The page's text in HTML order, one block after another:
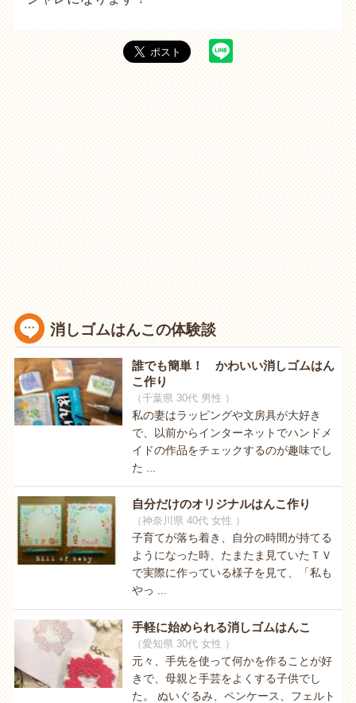
消しゴムはんこの体験談
誰でも簡単！ かわいい消しゴムはん
こ作り
（千葉県 30代 男性 ）
私の妻はラッピングや文房具が大好き
で、以前からインターネットでハンドメ
イドの作品をチェックするのが趣味でし
た ...
自分だけのオリジナルはんこ作り
（神奈川県 40代 女性 ）
子育てが落ち着き、自分の時間が持てる
ようになった時、たまたま見ていたＴＶ
で実際に作っている様子を見て、「私も
やっ ...
手軽に始められる消しゴムはんこ
（愛知県 30代 女性 ）
元々、手先を使って何かを作ることが好
きで、母親と手芸をよくする子供でし
た。 ぬいぐるみ、ペンケース、フェルト